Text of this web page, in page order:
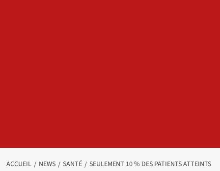
ACCUEIL NEWS SANTÉ
SEULEMENT 10 % DES PATIENTS ATTEINTS